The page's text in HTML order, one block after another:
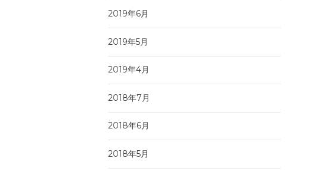
2019年6月
2019年5月
2019年4月
2018年7月
2018年6月
2018年5月